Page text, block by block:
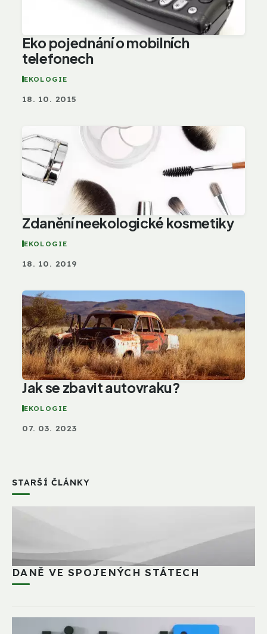
Eko pojednání o mobilních
telefonech
EKOLOGIE
18. 10. 2015
Zdanění neekologické kosmetiky
EKOLOGIE
18. 10. 2019
Jak se zbavit autovraku?
EKOLOGIE
07. 03. 2023
STARŠÍ ČLÁNKY
DANĚ VE SPOJENÝCH STÁTECH